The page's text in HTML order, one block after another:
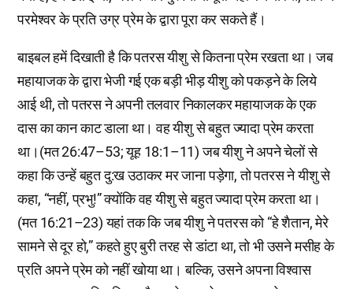
परमेश्वर के प्रति उग्र प्रेम के द्वारा पूरा कर सकते हैं।
बाइबल हमें दिखाती है कि पतरस यीशु से कितना प्रेम रखता था। जब
महायाजक के द्वारा भेजी गई एक बड़ी भीड़ यीशु को पकड़ने के लिये
आई थी, तो पतरस ने अपनी तलवार निकालकर महायाजक के एक
दास का कान काट डाला था। वह यीशु से बहुत ज्यादा प्रेम करता
था।(मत 26:47–53; यूह 18:1–11) जब यीशु ने अपने चेलों से
कहा कि उन्हें बहुत दु:ख उठाकर मर जाना पड़ेगा, तो पतरस ने यीशु से
कहा, “नहीं, प्रभु!” क्योंकि वह यीशु से बहुत ज्यादा प्रेम करता था।
(मत 16:21–23) यहां तक कि जब यीशु ने पतरस को “हे शैतान, मेरे
सामने से दूर हो,” कहते हुए बुरी तरह से डांटा था, तो भी उसने मसीह के
प्रति अपने प्रेम को नहीं खोया था। बल्कि, उसने अपना विश्वास